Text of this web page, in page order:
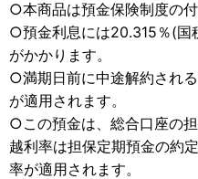
○本商品は預金保険制度の付
○預金利息には20.315％(国
がかかります。
○満期日前に中途解約され
が適用されます。
○この預金は、総合口座の
越利率は担保定期預金の約
率が適用されます。